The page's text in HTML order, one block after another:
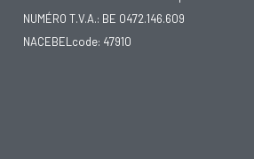
NUMÉRO T.V.A.: BE 0472.146.609
NACEBELcode: 47910